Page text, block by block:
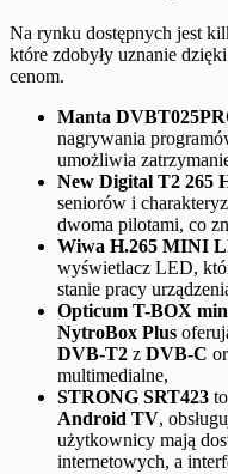
Na rynku dostępnych jest
które zdobyły uznanie
cenom.
Manta
nagrywania
umożliwia
New Digital T2 265
seniorów i
dwoma pilotami, co
Wiwa H.265 MINI
wyświetlacz LED,
stanie pracy
Opticum T-BOX
NytroBox Plus
DVB-T2 z DVB-C
multimedialne,
STRONG SRT423
Android TV,
użytkownicy mają
internetowych, a